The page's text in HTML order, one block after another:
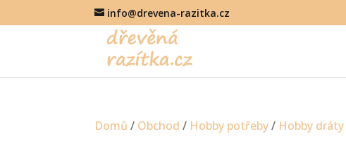
info@drevena-razitka.cz
Domů / Obchod / Hobby potřeby/ Hobby dráty